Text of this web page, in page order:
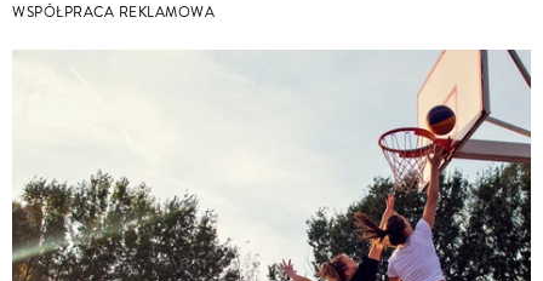
WSPÓŁPRACA REKLAMOWA